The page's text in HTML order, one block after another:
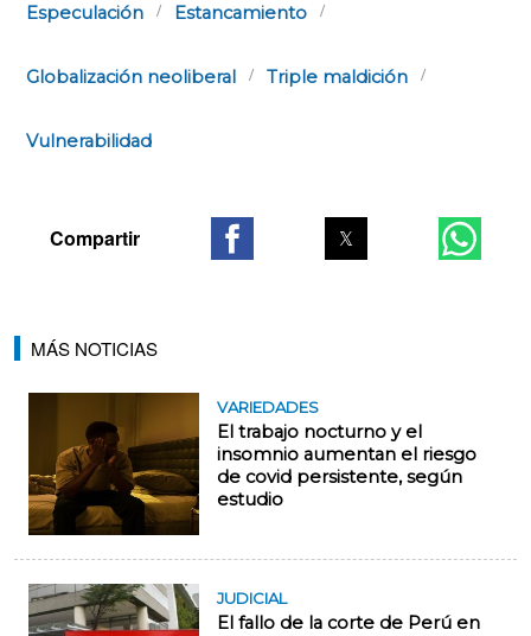
Especulación Estancamiento
Globalización neoliberal Triple maldición
Vulnerabilidad
MÁS NOTICIAS
VARIEDADES
El trabajo nocturno y el
insomnio aumentan el riesgo
de covid persistente, según
estudio
JUDICIAL
El fallo de la corte de Perú en